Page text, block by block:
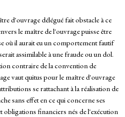
d'ouvrage délégué fait obstacle à ce
le maître de l'ouvrage puisse être
où il aurait eu un comportement fautif
assimilable à une fraude ou un dol.
contraire de la convention de
vaut quitus pour le maître d'ouvrage
se rattachant à la réalisation de
sans effet en ce qui concerne ses
obligations financiers nés de l'exécution